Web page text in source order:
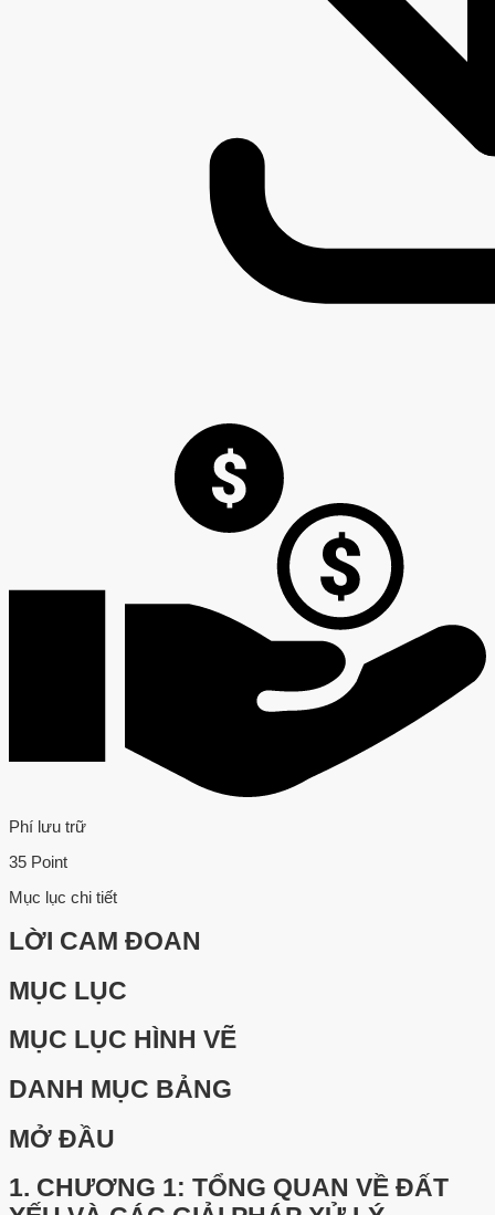
Phí lưu trữ
35 Point
Mục lục chi tiết
LỜI CAM ĐOAN
MỤC LỤC
MỤC LỤC HÌNH VẼ
DANH MỤC BẢNG
MỞ ĐẦU
1. CHƯƠNG 1: TỔNG QUAN VỀ ĐẤT